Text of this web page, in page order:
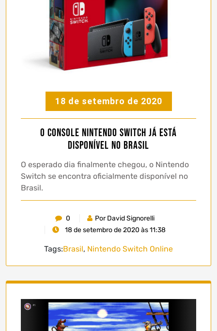
18 de setembro de 2020
O console Nintendo Switch já está
disponível no Brasil
O esperado dia finalmente chegou, o Nintendo
Switch se encontra oficialmente disponível no
Brasil.
0
Por David Signorelli
18 de setembro de 2020 às 11:38
Tags:Brasil, Nintendo Switch Online